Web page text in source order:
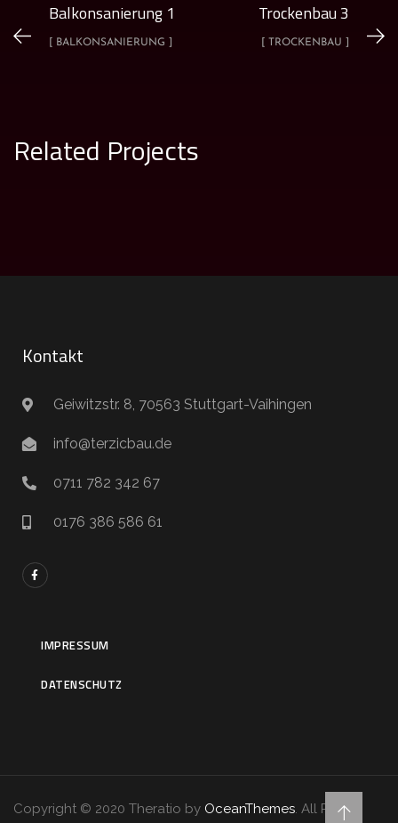
Balkonsanierung 1
[ BALKONSANIERUNG ]
Trockenbau 3
[ TROCKENBAU ]
Related Projects
Fliesenarbeiten 2
Kontakt
Geiwitzstr. 8, 70563 Stuttgart-Vaihingen
info@terzicbau.de
0711 782 342 67
0176 386 586 61
IMPRESSUM
DATENSCHUTZ
Copyright © 2020 Theratio by OceanThemes. All Rights